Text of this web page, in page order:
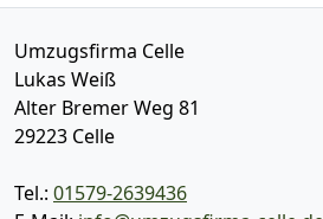
Umzugsfirma Celle
Lukas Weiß
Alter Bremer Weg 81
29223 Celle
Tel.: 01579-2639436